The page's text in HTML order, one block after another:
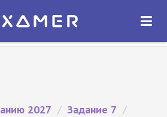
2027
ОТКРЫТЬ
2027 / Задание 7 /